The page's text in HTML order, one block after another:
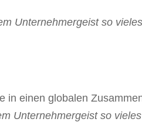
Unternehmergeist so
einen globalen
Unternehmergeist so